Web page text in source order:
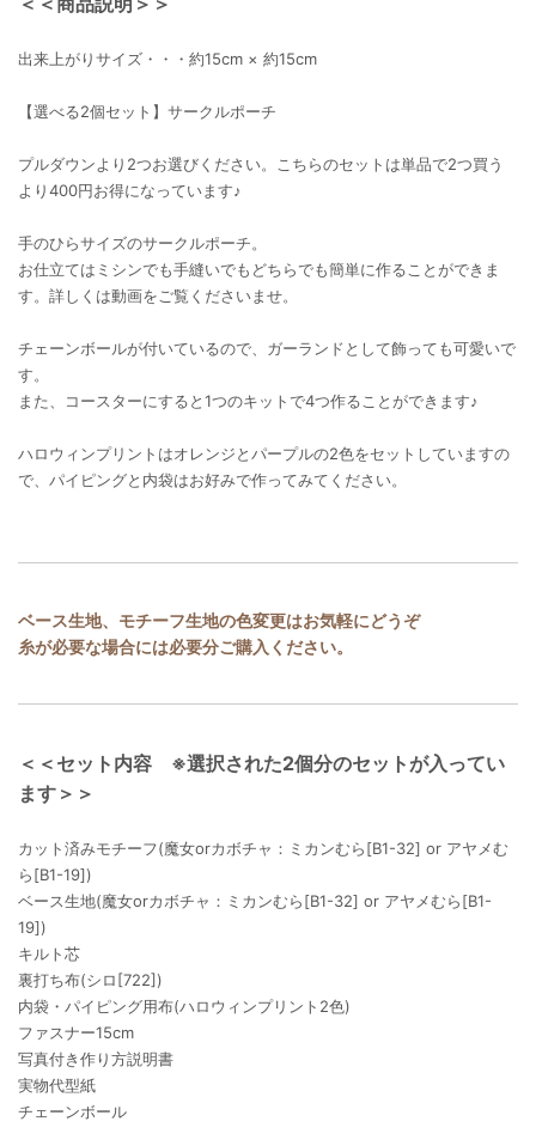
出来上がりサイズ・・・約15cm × 約15cm
【選べる2個セット】サークルポーチ
プルダウンより2つお選びください。こちらのセットは単品で2つ買う
より400円お得になっています♪
手のひらサイズのサークルポーチ。
お仕立てはミシンでも手縫いでもどちらでも簡単に作ることができま
す。詳しくは動画をご覧くださいませ。
チェーンボールが付いているので、ガーランドとして飾っても可愛いで
す。
また、コースターにすると1つのキットで4つ作ることができます♪
ハロウィンプリントはオレンジとパープルの2色をセットしていますの
で、パイピングと内袋はお好みで作ってみてください。
ベース生地、モチーフ生地の色変更はお気軽にどうぞ
糸が必要な場合には必要分ご購入ください。
＜＜セット内容 ※選択された2個分のセットが入ってい
ます＞＞
カット済みモチーフ(魔女orカボチャ：ミカンむら[B1-32] or アヤメむ
ら[B1-19])
ベース生地(魔女orカボチャ：ミカンむら[B1-32] or アヤメむら[B1-
19])
キルト芯
裏打ち布(シロ[722])
内袋・パイピング用布(ハロウィンプリント2色)
ファスナー15cm
写真付き作り方説明書
実物代型紙
チェーンボール